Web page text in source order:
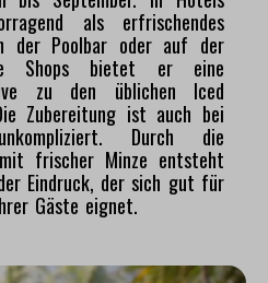
als erfrischendes
der Poolbar oder auf der
Shops bietet er eine
zu den üblichen Iced
Zubereitung ist auch bei
Durch die
frischer Minze entsteht
Eindruck, der sich gut für
Gäste eignet.